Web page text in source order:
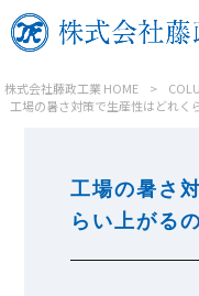
株式会社藤政工業 HOME >
工場の暑さ対策で生産性はどれく
工場の暑さ
らい上がる